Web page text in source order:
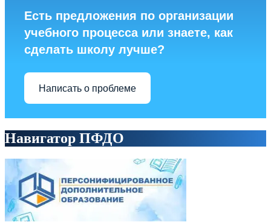
Есть предложения по организации
учебного процесса или знаете, как
сделать школу лучше?
Написать о проблеме
Навигатор ПФДО